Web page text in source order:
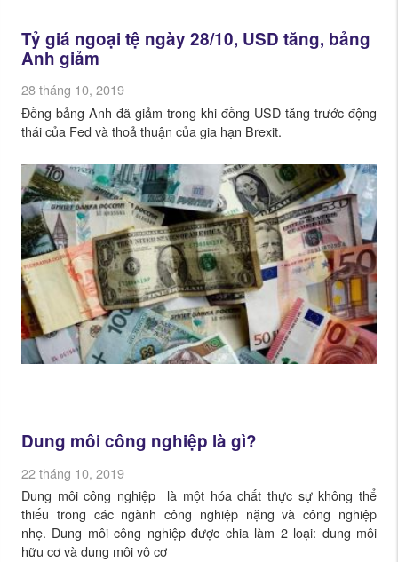
Tỷ giá ngoại tệ ngày 28/10, USD tăng, bảng
Anh giảm
28 tháng 10, 2019
Đồng bảng Anh đã giảm trong khi đồng USD tăng trước động
thái của Fed và thoả thuận của gia hạn Brexit.
Dung môi công nghiệp là gì?
22 tháng 10, 2019
Dung môi công nghiệp là một hóa chất thực sự không thể
thiếu trong các ngành công nghiệp nặng và công nghiệp
nhẹ. Dung môi công nghiệp được chia làm 2 loại: dung môi
hữu cơ và dung môi vô cơ